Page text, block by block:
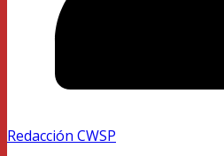
Redacción CWSP